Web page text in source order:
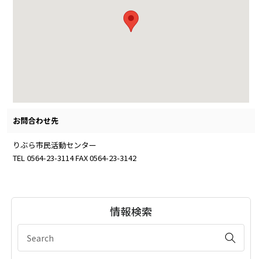
お問合わせ先
りぶら市民活動センター
TEL 0564-23-3114 FAX 0564-23-3142
情報検索